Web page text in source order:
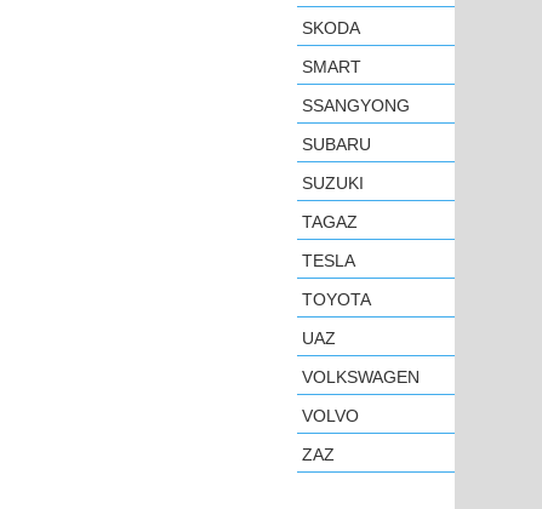
SKODA
SMART
SSANGYONG
SUBARU
SUZUKI
TAGAZ
TESLA
TOYOTA
UAZ
VOLKSWAGEN
VOLVO
ZAZ